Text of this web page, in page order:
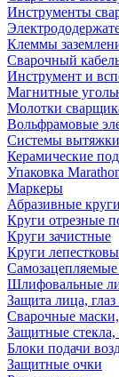
Инструменты
Клеммы
Сварочный
Инструмент и
Магнитные
Молотки
Вольфрамовые
Системы
Керамические
Упаковка
Маркеры
Абразивные круги
Круги отрезные
Круги зачистные
Круги
Шлифовальные
Защита лица,
Сварочные
Защитные стекла,
Блоки подачи
Защитные очки